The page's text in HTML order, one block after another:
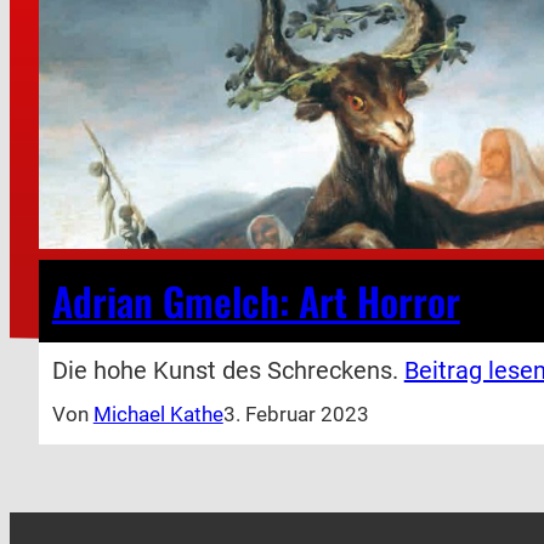
Adrian Gmelch: Art Horror
Die hohe Kunst des Schreckens. Beitrag
Von Michael Kathe3. Februar 2023